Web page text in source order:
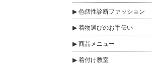
色個性診断ファッション
着物選びのお手伝い
商品メニュー
着付け教室